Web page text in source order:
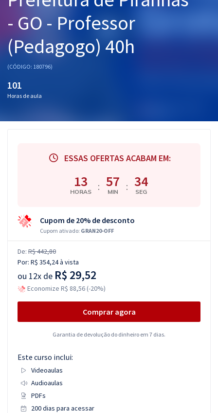
Graduação
OAB
Conteúdo gratuito
- GO - Professor
(Pedagogo) 40h
(CÓDIGO: 180796)
101
Horas de aula
ESSAS OFERTAS ACABAM EM:
13
HORAS : 57
MIN : 33
SEG
Cupom de 20% de desconto
Cupom ativado: GRAN20-OFF
De: R$ 442,80
Por: R$ 354,24à vista
ou 12x de R$ 29,52
Economize R$ 88,56 (-20%)
Comprar agora
Garantia de devolução do dinheiro em 7 dias.
Este curso inclui:
Videoaulas
Audioaulas
PDFs
200 dias para acessar